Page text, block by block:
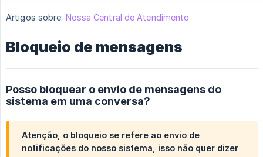
Artigos sobre: Nossa Central de Atendimento
Bloqueio de mensagens
Posso bloquear o envio de mensagens do
sistema em uma conversa?
Atenção, o bloqueio se refere ao envio de
notificações do nosso sistema, isso não quer dizer